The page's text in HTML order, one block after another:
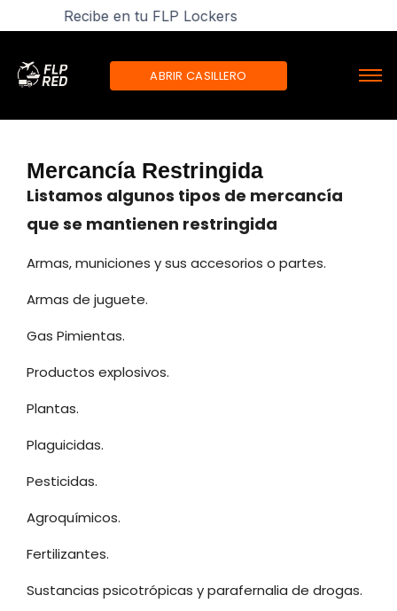
Recibe en tu FLP Lockers
ABRIR CASILLERO
Mercancía Restringida
Listamos algunos tipos de mercancía
que se mantienen restringida
Armas, municiones y sus accesorios o partes.
Armas de juguete.
Gas Pimientas.
Productos explosivos.
Plantas.
Plaguicidas.
Pesticidas.
Agroquímicos.
Fertilizantes.
Sustancias psicotrópicas y parafernalia de drogas.